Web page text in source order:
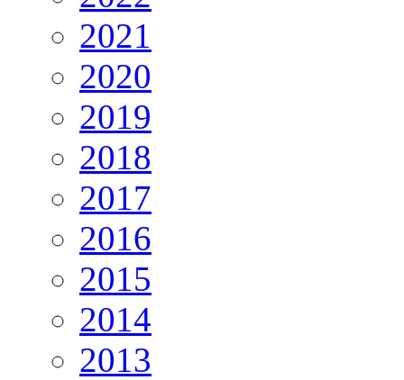
2021
2020
2019
2018
2017
2016
2015
2014
2013